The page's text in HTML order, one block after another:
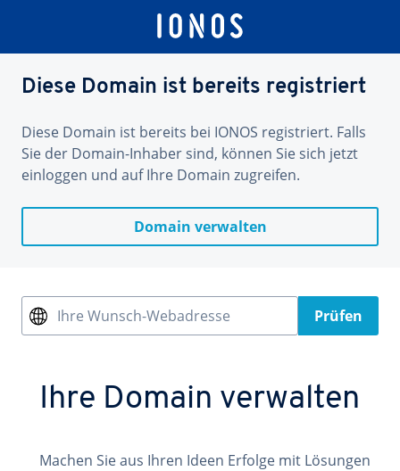
Diese Domain ist bereits registriert
Diese Domain ist bereits bei IONOS registriert. Falls
Sie der Domain-Inhaber sind, können Sie sich jetzt
einloggen und auf Ihre Domain zugreifen.
Domain verwalten
Ihre Wunsch-Webadresse Prüfen
Ihre Domain verwalten
Machen Sie aus Ihren Ideen Erfolge mit Lösungen